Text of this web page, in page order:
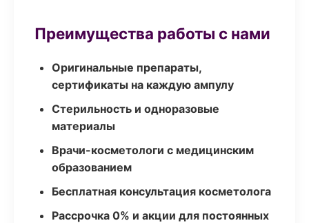
Преимущества работы с нами
Оригинальные препараты,
сертификаты на каждую ампулу
Стерильность и одноразовые
материалы
Врачи-косметологи с медицинским
образованием
Бесплатная консультация косметолога
Рассрочка 0% и акции для постоянных